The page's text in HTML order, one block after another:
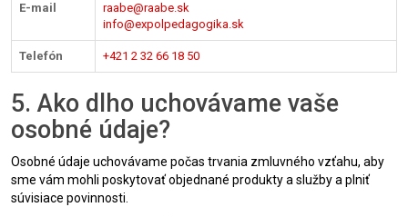
E-mail
raabe@raabe.sk
info@expolpedagogika.sk
Telefón +421 2 32 66 18 50
5. Ako dlho uchovávame vaše
osobné údaje?
Osobné údaje uchovávame počas trvania zmluvného vzťahu, aby
sme vám mohli poskytovať objednané produkty a služby a plniť
súvisiace povinnosti.